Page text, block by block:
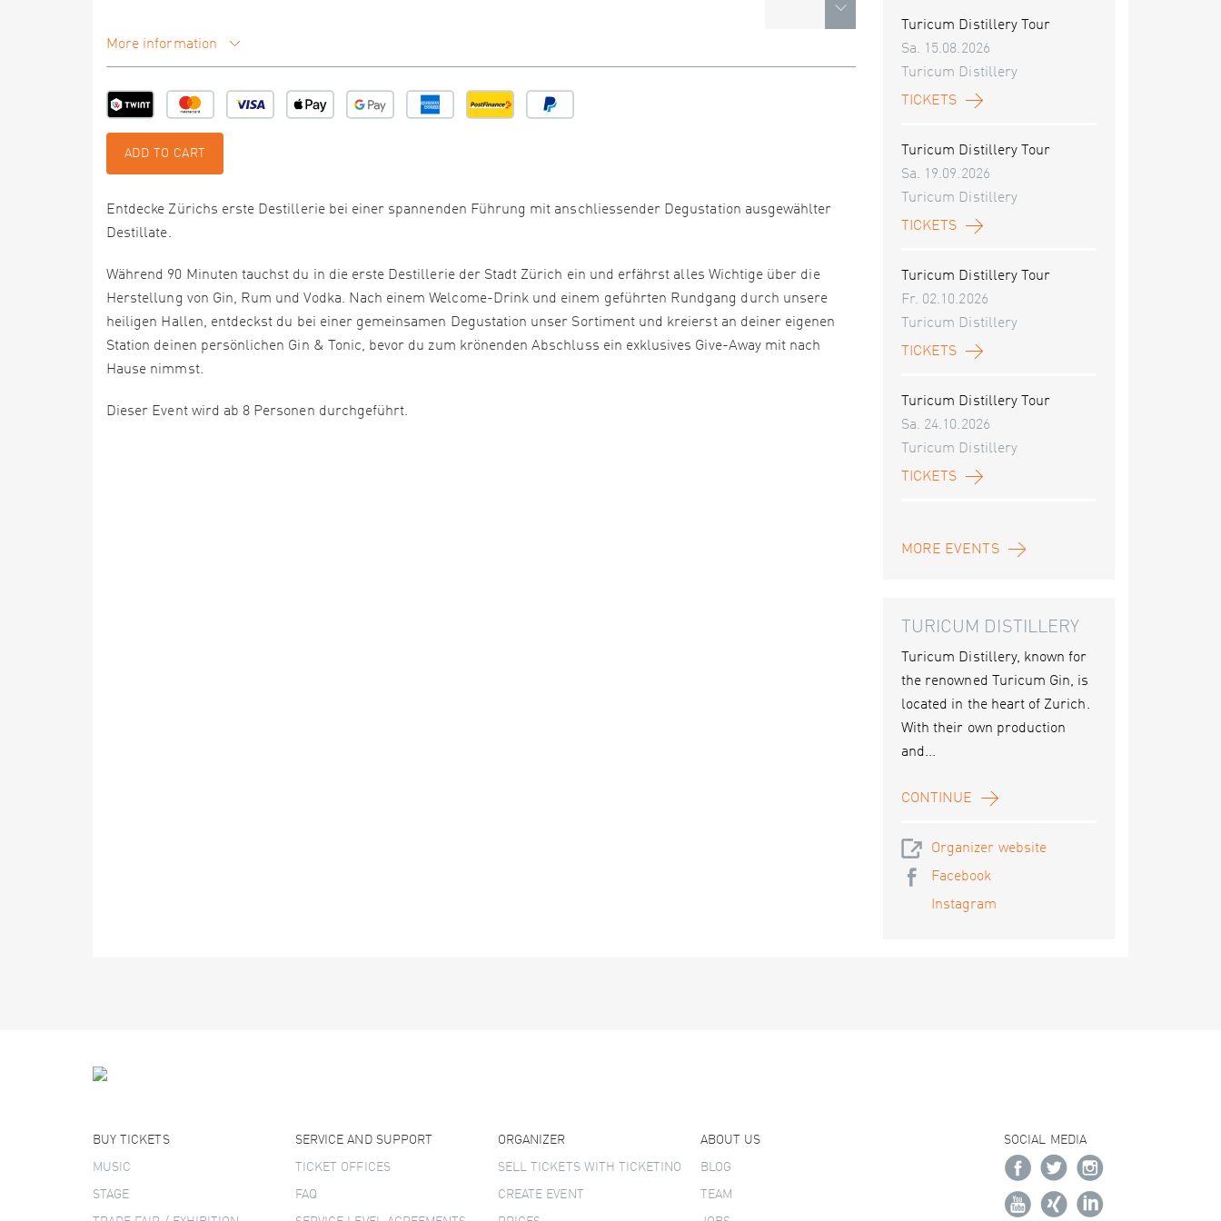
More information
ADD TO CART
Entdecke Zürichs erste Destillerie bei einer spannenden Führung mit anschliessender Degustation ausgewählter
Destillate.
Während 90 Minuten tauchst du in die erste Destillerie der Stadt Zürich ein und erfährst alles Wichtige über die
Herstellung von Gin, Rum und Vodka. Nach einem Welcome-Drink und einem geführten Rundgang durch unsere
heiligen Hallen, entdeckst du bei einer gemeinsamen Degustation unser Sortiment und kreierst an deiner eigenen
Station deinen persönlichen Gin & Tonic, bevor du zum krönenden Abschluss ein exklusives Give-Away mit nach
Hause nimmst.
Dieser Event wird ab 8 Personen durchgeführt.
Turicum Distillery Tour
Sa. 15.08.2026
Turicum Distillery
TICKETS
Turicum Distillery Tour
Sa. 19.09.2026
Turicum Distillery
TICKETS
Turicum Distillery Tour
Fr. 02.10.2026
Turicum Distillery
TICKETS
Turicum Distillery Tour
Sa. 24.10.2026
Turicum Distillery
TICKETS
MORE EVENTS
TURICUM DISTILLERY
Turicum Distillery, known for
the renowned Turicum Gin, is
located in the heart of Zurich.
With their own production
and...
CONTINUE
Organizer website
Facebook
Instagram
BUY TICKETS
MUSIC
STAGE
SERVICE AND SUPPORT
TICKET OFFICES
FAQ
ORGANIZER
SELL TICKETS WITH TICKETINO
CREATE EVENT
ABOUT US
BLOG
TEAM
SOCIAL MEDIA